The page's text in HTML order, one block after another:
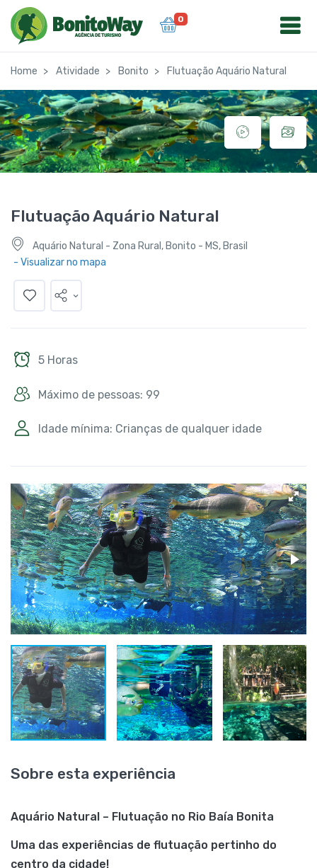
0
Home Atividade Bonito Flutuação Aquário Natural
Flutuação Aquário Natural
Aquário Natural - Zona Rural, Bonito - MS, Brasil
- Visualizar no mapa
5 Horas
Máximo de pessoas: 99
Idade mínima: Crianças de qualquer idade
Sobre esta experiência
Aquário Natural – Flutuação no Rio Baía Bonita
Uma das experiências de flutuação pertinho do
centro da cidade!